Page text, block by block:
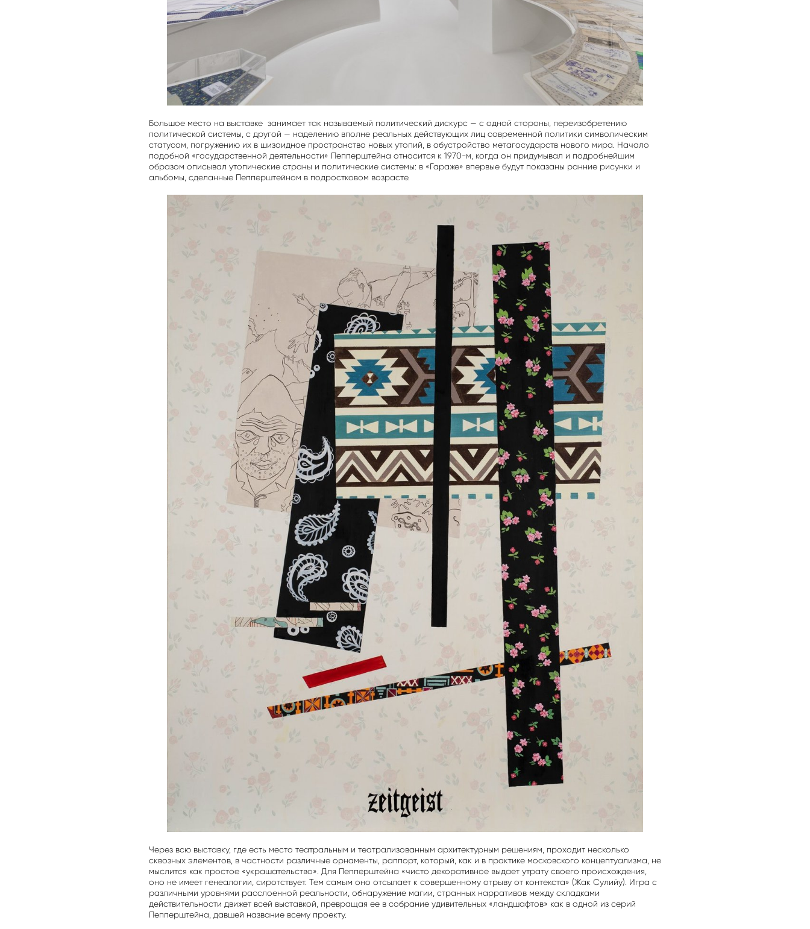
Большое место на выставке занимает так называемый политический дискурс — с одной стороны, переизобретению
политической системы, с другой — наделению вполне реальных действующих лиц современной политики символическим
статусом, погружению их в шизоидное пространство новых утопий, в обустройство метагосударств нового мира. Начало
подобной «государственной деятельности» Пепперштейна относится к 1970-м, когда он придумывал и подробнейшим
образом описывал утопические страны и политические системы: в «Гараже» впервые будут показаны ранние рисунки и
альбомы, сделанные Пепперштейном в подростковом возрасте.
Через всю выставку, где есть место театральным и театрализованным архитектурным решениям, проходит несколько
сквозных элементов, в частности различные орнаменты, раппорт, который, как и в практике московского концептуализма, не
мыслится как простое «украшательство». Для Пепперштейна «чисто декоративное выдает утрату своего происхождения,
оно не имеет генеалогии, сиротствует. Тем самым оно отсылает к совершенному отрыву от контекста» (Жак Сулийу). Игра с
различными уровнями расслоенной реальности, обнаружение магии, странных нарративов между складками
действительности движет всей выставкой, превращая ее в собрание удивительных «ландшафтов» как в одной из серий
Пепперштейна, давшей название всему проекту.